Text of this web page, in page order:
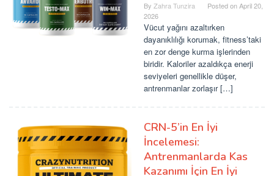
By Zahra Tunzira Posted onApril 20,
2026
Vücut yağını azaltırken
dayanıklılığı korumak, fitness’taki
en zor denge kurma işlerinden
biridir. Kaloriler azaldıkça enerji
seviyeleri genellikle düşer,
antrenmanlar zorlaşır […]
CRN-5’in En İyi
İncelemesi:
Antrenmanlarda Kas
Kazanımı İçin En İyi